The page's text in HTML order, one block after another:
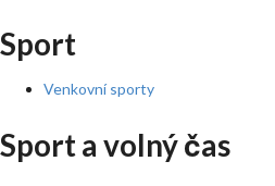
Sport
Venkovní sporty
Sport a volný čas